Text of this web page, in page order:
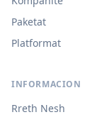
Paketat
Platformat
INFORMACION
Rreth Nesh